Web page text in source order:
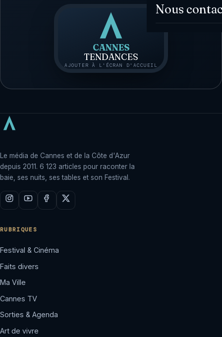
Nous
CANNES
TENDANCES
AJOUTER À L'ÉCRAN D'ACCUEIL
Le média de Cannes et de la Côte d'Azur
depuis 2011. 6 123 articles pour raconter la
baie, ses nuits, ses tables et son Festival.
RUBRIQUES
Festival & Cinéma
Faits divers
Ma Ville
Cannes TV
Sorties & Agenda
Art de vivre